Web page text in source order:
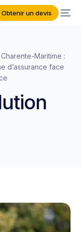
Obtenir un devis
Maritime :
d’assurance face